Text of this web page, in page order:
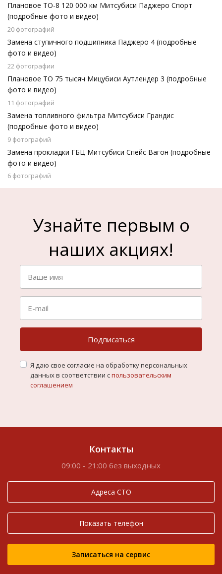
Плановое ТО-8 120 000 км Митсубиси Паджеро Спорт
(подробные фото и видео)
20 фотографий
Замена ступичного подшипника Паджеро 4 (подробные
фото и видео)
22 фотографии
Плановое ТО 75 тысяч Мицубиси Аутлендер 3 (подробные
фото и видео)
11 фотографий
Замена топливного фильтра Митсубиси Грандис
(подробные фото и видео)
9 фотографий
Замена прокладки ГБЦ Митсубиси Спейс Вагон (подробные
фото и видео)
6 фотографий
Узнайте первым о
наших акциях!
Подписаться
Я даю свое согласие на обработку персональных
данных в соответствии спользовательским
соглашением
Контакты
09:00 - 21:00 без выходных
Адреса СТО
Показать телефон
Записаться на сервис